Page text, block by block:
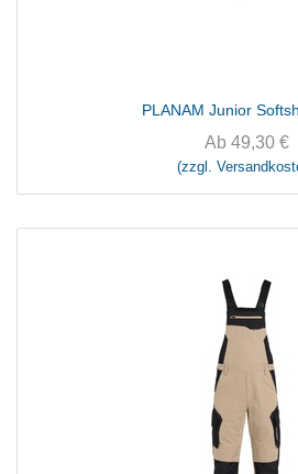
PLANAM Junior
Ab 49,30€
(zzgl.